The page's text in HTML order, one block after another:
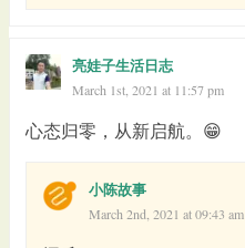
亮娃子生活日志
March 1st, 2021 at 11:57 pm
心态归零，从新启航。😁
小陈故事
March 2nd, 2021 at 09:43 am